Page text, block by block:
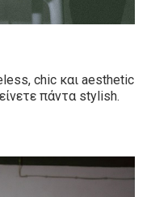
chic και aesthetic
πάντα stylish.